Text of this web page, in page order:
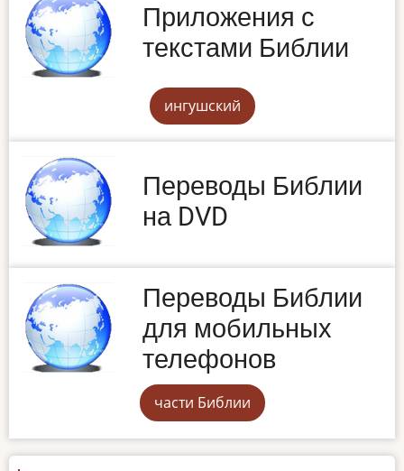
Приложения с
текстами Библии
ингушский
Переводы Библии
на DVD
Переводы Библии
для мобильных
телефонов
части Библии